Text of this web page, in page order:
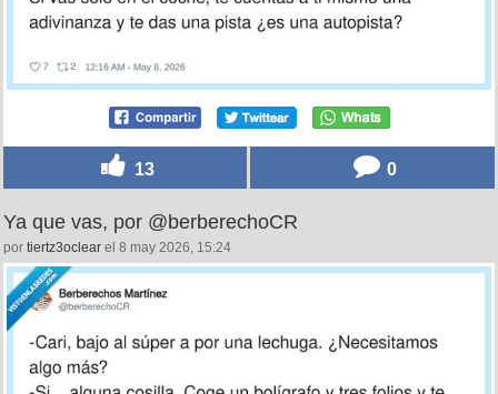
13 0
Ya que vas, por @berberechoCR
por tiertz3oclear el 8 may 2026, 15:24